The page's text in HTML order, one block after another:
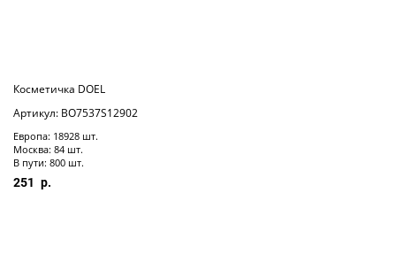
Косметичка DOEL
Артикул: BO7537S12902
Европа: 18928 шт.
Москва: 84 шт.
В пути: 800 шт.
251